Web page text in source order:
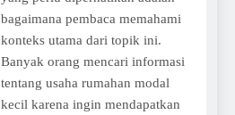
bagaimana pembaca memahami
konteks utama dari topik ini.
Banyak orang mencari informasi
tentang usaha rumahan modal
kecil karena ingin mendapatkan